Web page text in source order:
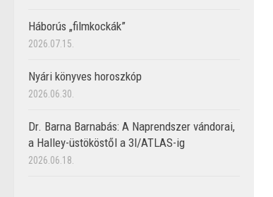
Háborús „filmkockák”
2026.07.15.
Nyári könyves horoszkóp
2026.06.30.
Dr. Barna Barnabás: A Naprendszer vándorai,
a Halley-üstököstől a 3I/ATLAS-ig
2026.06.18.